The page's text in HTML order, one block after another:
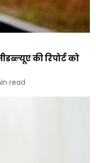
की रिपोर्ट को
read